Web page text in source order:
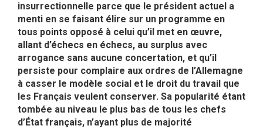
insurrectionnelle parce que le président actuel a
menti en se faisant élire sur un programme en
tous points opposé à celui qu’il met en œuvre,
allant d’échecs en échecs, au surplus avec
arrogance sans aucune concertation, et qu’il
persiste pour complaire aux ordres de l’Allemagne
à casser le modèle social et le droit du travail que
les Français veulent conserver. Sa popularité étant
tombée au niveau le plus bas de tous les chefs
d’État français, n’ayant plus de majorité